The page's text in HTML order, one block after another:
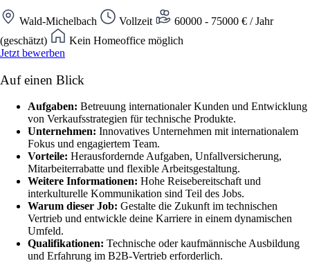
Wald-Michelbach Vollzeit
60000 - 75000 € / Jahr
(geschätzt)
Kein Homeoffice möglich
Jetzt bewerben
Auf einen Blick
Aufgaben: Betreuung internationaler Kunden und Entwicklung
von Verkaufsstrategien für technische Produkte.
Unternehmen: Innovatives Unternehmen mit internationalem
Fokus und engagiertem Team.
Vorteile: Herausfordernde Aufgaben, Unfallversicherung,
Mitarbeiterrabatte und flexible Arbeitsgestaltung.
Weitere Informationen: Hohe Reisebereitschaft und
interkulturelle Kommunikation sind Teil des Jobs.
Warum dieser Job: Gestalte die Zukunft im technischen
Vertrieb und entwickle deine Karriere in einem dynamischen
Umfeld.
Qualifikationen: Technische oder kaufmännische Ausbildung
und Erfahrung im B2B-Vertrieb erforderlich.